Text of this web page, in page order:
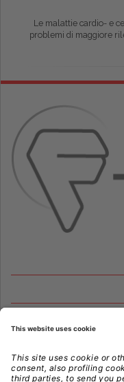
Le malattie cardio- e
problemi di maggiore